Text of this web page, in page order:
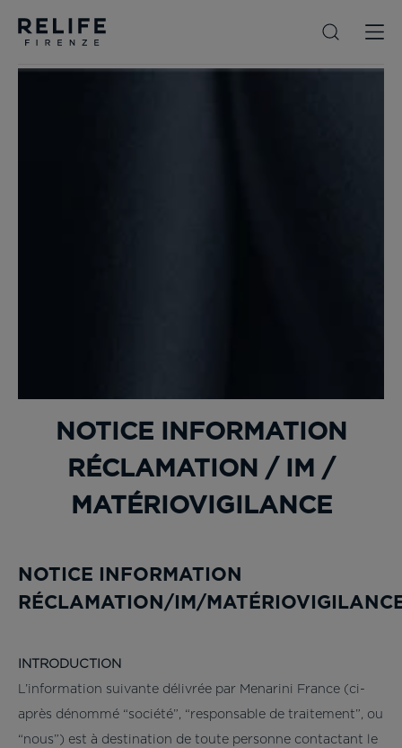
NOTICE INFORMATION
RÉCLAMATION / IM /
MATÉRIOVIGILANCE
NOTICE INFORMATION
RÉCLAMATION/IM/
INTRODUCTION
L’information suivante délivrée par Menarini France (ci-
après dénommé “société”, “responsable de traitement”, ou
“nous”) est à destination de toute personne contactant le